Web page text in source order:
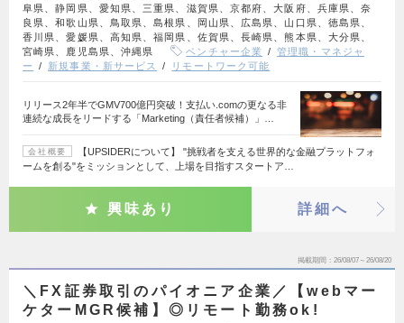
阜県、静岡県、愛知県、三重県、滋賀県、京都府、大阪府、兵庫県、奈
良県、和歌山県、鳥取県、島根県、岡山県、広島県、山口県、徳島県、
香川県、愛媛県、高知県、福岡県、佐賀県、長崎県、熊本県、大分県、
宮崎県、鹿児島県、沖縄県
ベンチャー企業
管理職・マネジャ
ー
新規事業・新サービス リモートワーク可能
リリース2年半でGMV700億円突破！支払い.comの更なる非
連続な成長をリードする「Marketing（責任者候補）」…
会社概要
【UPSIDERについて】 "挑戦者を支える世界的な金融プラットフォ
ームを創る"をミッションとして、上場を目指すスタートア…
興味あり 詳細へ
掲載期間 26/08/07～26/08/20
＼FX証券取引のパイオニア企業／【webマー
ケターMGR候補】◎リモート勤務ok!